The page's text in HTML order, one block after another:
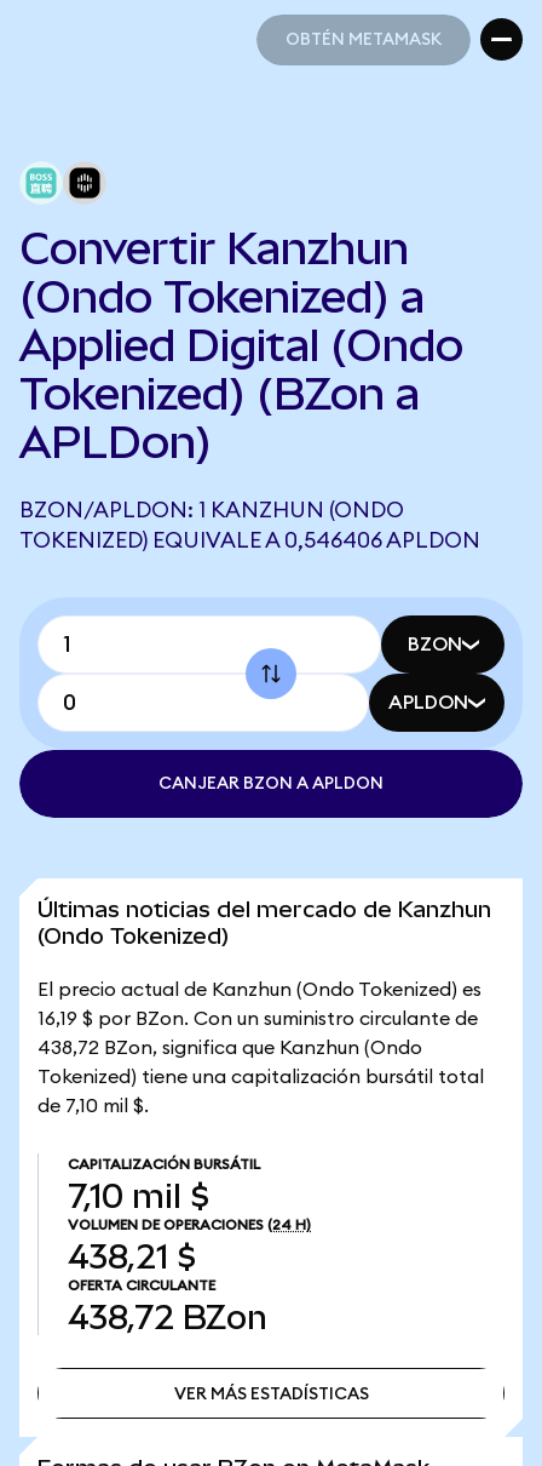
OBTÉN METAMASK
Convertir Kanzhun
(Ondo Tokenized) a
Applied Digital (Ondo
Tokenized) (BZon a
APLDon)
BZON/APLDON: 1 KANZHUN (ONDO
TOKENIZED) EQUIVALE A 0,546406 APLDON
BZON
APLDON
CANJEAR BZON A APLDON
Últimas noticias del mercado de Kanzhun
(Ondo Tokenized)
El precio actual de Kanzhun (Ondo Tokenized) es
16,19 $ por BZon. Con un suministro circulante de
438,72 BZon, significa que Kanzhun (Ondo
Tokenized) tiene una capitalización bursátil total
de 7,10 mil $.
CAPITALIZACIÓN BURSÁTIL
7,10 mil $
VOLUMEN DE OPERACIONES (24 H)
438,21 $
OFERTA CIRCULANTE
438,72 BZon
VER MÁS ESTADÍSTICAS